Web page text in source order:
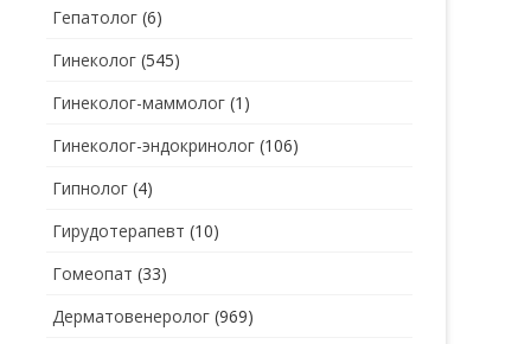
Гепатолог (6)
Гинеколог (545)
Гинеколог-маммолог (1)
Гинеколог-эндокринолог (106)
Гипнолог (4)
Гирудотерапевт (10)
Гомеопат (33)
Дерматовенеролог (969)